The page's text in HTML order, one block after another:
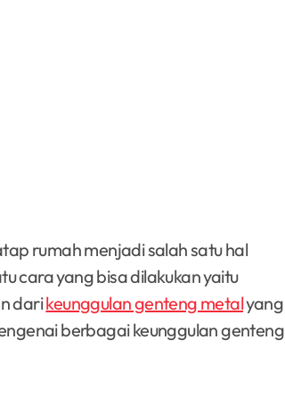
cara yang bisa dilakukan yaitu
darikeunggulan genteng metalyang
berbagai keunggulan genteng